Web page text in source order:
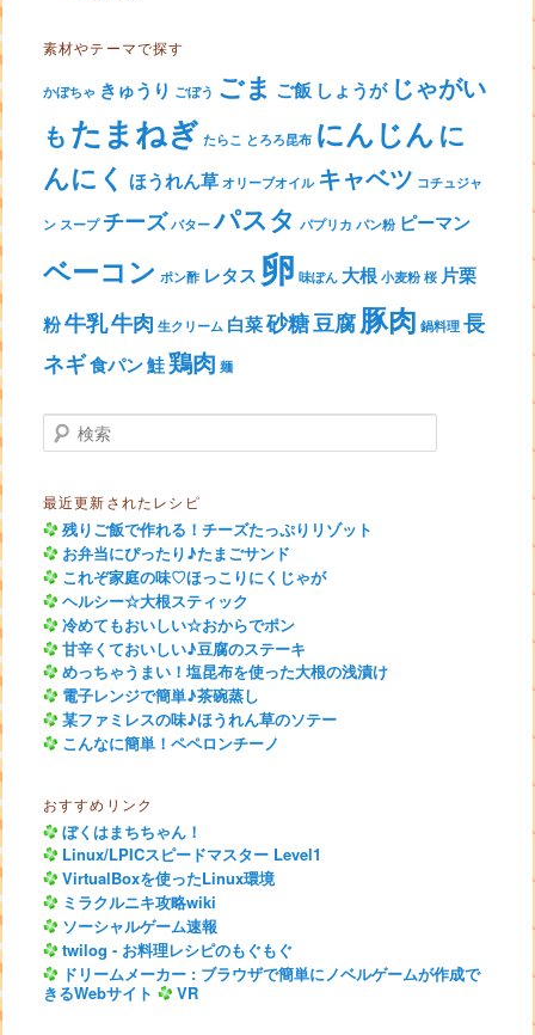
素材やテーマで探す
かぼちゃ きゅうり ごぼう ごま ご飯 しょうが じゃがい
も たまねぎ たらこ とろろ昆布 にんじんに
んにく ほうれん草 オリーブオイル キャベツ コチュジャ
ン スープ チーズ バター パスタ パプリカ パン粉 ピーマン
ベーコン ポン酢 レタス 卵 味ぽん 大根 小麦粉 桜 片栗
粉牛乳牛肉 生クリーム 白菜砂糖豆腐豚肉 鍋料理 長
ネギ食パン鮭鶏肉 麺
検索
最近更新されたレシピ
残りご飯で作れる！チーズたっぷりリゾット
お弁当にぴったり♪たまごサンド
これぞ家庭の味♡ほっこりにくじゃが
ヘルシー☆大根スティック
冷めてもおいしい☆おからでポン
甘辛くておいしい♪豆腐のステーキ
めっちゃうまい！塩昆布を使った大根の浅漬け
電子レンジで簡単♪茶碗蒸し
某ファミレスの味♪ほうれん草のソテー
こんなに簡単！ペペロンチーノ
おすすめリンク
ぼくはまちちゃん！
Linux/LPICスピードマスター Level1
VirtualBoxを使ったLinux環境
ミラクルニキ攻略wiki
ソーシャルゲーム速報
twilog - お料理レシピのもぐもぐ
ドリームメーカー : ブラウザで簡単にノベルゲームが作成で
きるWebサイト
VR